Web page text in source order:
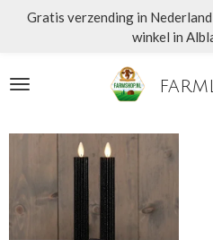
de
Gratis verzending in
winkel in